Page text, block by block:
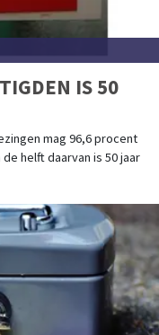
IS 50
mag 96,6 procent
helft daarvan is 50 jaar